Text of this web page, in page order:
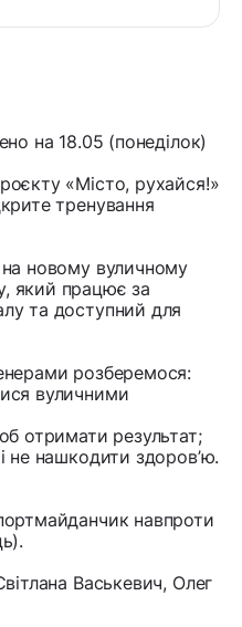
на 18.05 (понеділок)
«Місто, рухайся!»
тренування
новому вуличному
який працює за
та доступний для
розберемося:
вуличними
отримати результат;
не нашкодити здоров’ю.
навпроти
Васькевич, Олег